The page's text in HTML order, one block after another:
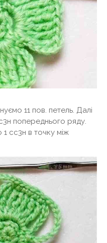
11 пов. петель. Далі
попереднього ряду.
1 сс3н в точку між